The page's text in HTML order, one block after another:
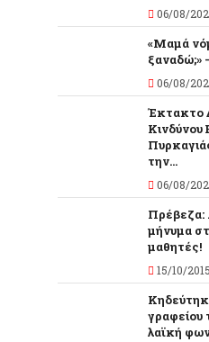
06/08/
«Μαμά
ξαναδώ;»
06/08/
Έκτακτο
την...
06/08/
Πρέβεζα:
μήνυμα
μαθητές!
15/10/
γραφείου
λαϊκή